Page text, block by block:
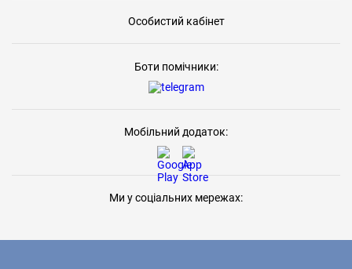
Особистий кабінет
Боти помічники:
Мобільний додаток:
Ми у соціальних мережах: